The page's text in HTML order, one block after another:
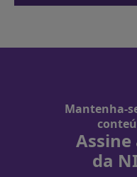
Mantenha-
da